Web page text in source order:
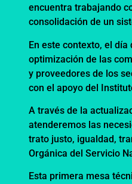
encuentra trabajando
consolidación de un
En este contexto, el
optimización de las
y proveedores de los
con el apoyo del
A través de la
atenderemos las
trato justo, igualdad,
Orgánica del Servicio
Esta primera mesa